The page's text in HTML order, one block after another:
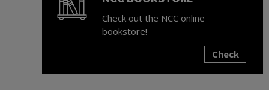
Check out the NCC online
bookstore!
Check